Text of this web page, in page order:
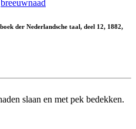
breeuwnaad
der Nederlandsche taal, deel 12, 1882,
slaan en met pek bedekken.